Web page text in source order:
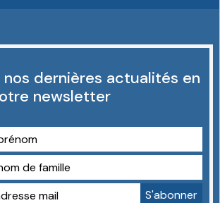
dernières actualités en
newsletter